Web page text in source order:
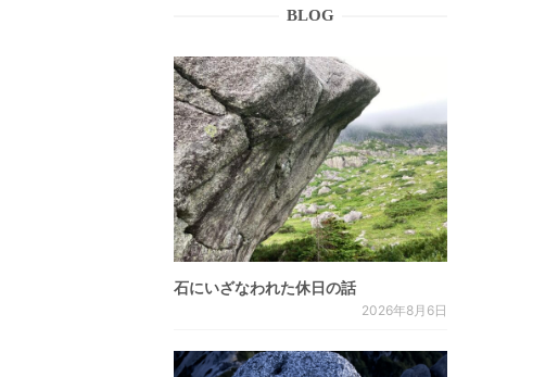
BLOG
石にいざなわれた休日の話
2026年8月6日